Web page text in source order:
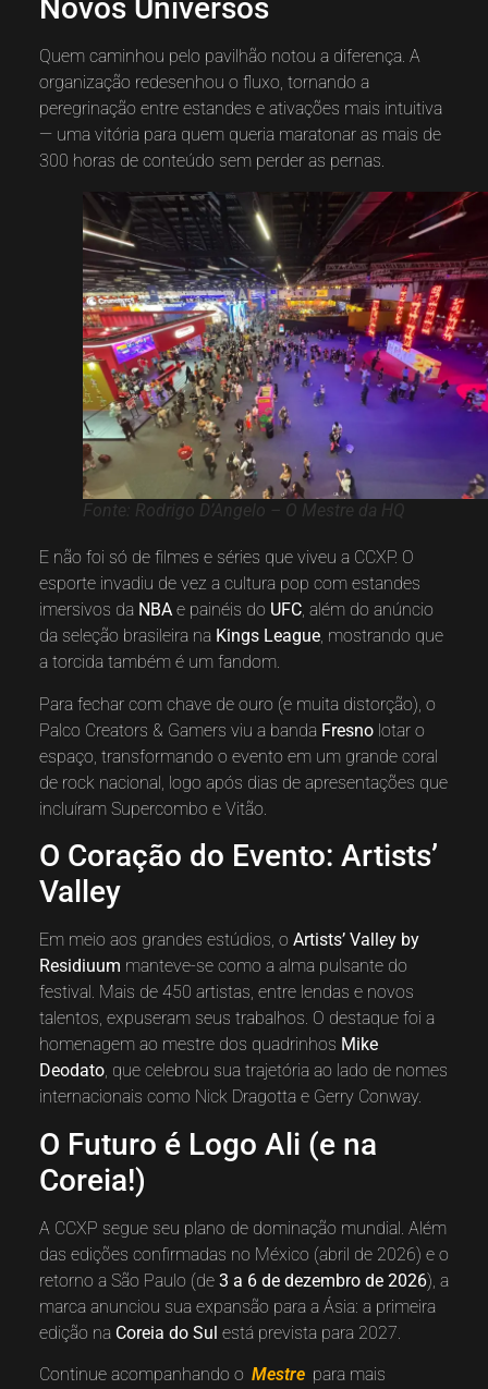
Novos Universos
Quem caminhou pelo pavilhão notou a diferença. A
organização redesenhou o fluxo, tornando a
peregrinação entre estandes e ativações mais intuitiva
— uma vitória para quem queria maratonar as mais de
300 horas de conteúdo sem perder as pernas.
Fonte: Rodrigo D’Angelo – O Mestre da HQ
E não foi só de filmes e séries que viveu a CCXP. O
esporte invadiu de vez a cultura pop com estandes
imersivos da NBAe painéis do UFC, além do anúncio
da seleção brasileira na Kings League, mostrando que
a torcida também é um fandom.
Para fechar com chave de ouro (e muita distorção), o
Palco Creators & Gamers viu a banda Fresnolotar o
espaço, transformando o evento em um grande coral
de rock nacional, logo após dias de apresentações que
incluíram Supercombo e Vitão.
O Coração do Evento: Artists’
Valley
Em meio aos grandes estúdios, o Artists’ Valley by
Residiuum manteve-se como a alma pulsante do
festival. Mais de 450 artistas, entre lendas e novos
talentos, expuseram seus trabalhos. O destaque foi a
homenagem ao mestre dos quadrinhos Mike
Deodato, que celebrou sua trajetória ao lado de nomes
internacionais como Nick Dragotta e Gerry Conway.
O Futuro é Logo Ali (e na
Coreia!)
A CCXP segue seu plano de dominação mundial. Além
das edições confirmadas no México (abril de 2026) e o
retorno a São Paulo (de 3 a 6 de dezembro de 2026), a
marca anunciou sua expansão para a Ásia: a primeira
edição na Coreia do Sul está prevista para 2027.
Continue acompanhando o Mestre para mais